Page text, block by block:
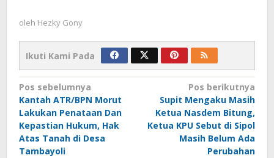
oleh Hezky Gony
Ikuti Kami Pada
Navigasi
pos
Pos sebelumnya
Kantah ATR/BPN Morut
Lakukan Penataan Dan
Kepastian Hukum, Hak
Atas Tanah di Desa
Tambayoli
Pos berikutnya
Supit Mengaku Masih
Ketua Nasdem Bitung,
Ketua KPU Sebut di Sipol
Masih Belum Ada
Perubahan